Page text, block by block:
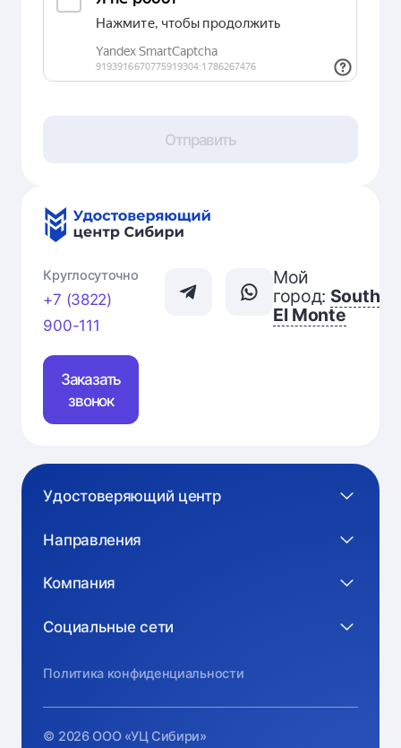
Отправить
Круглосуточно
+7 (3822)
900-111
Заказать
звонок
Мой
город: South
El Monte
Удостоверяющий центр
Направления
Компания
Социальные сети
Политика конфиденциальности
© 2026 ООО «УЦ Сибири»